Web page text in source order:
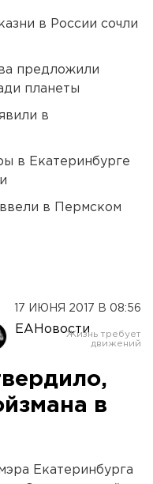
в России сочли
предложили
планеты
в
в Екатеринбурге
в Пермском
17 ИЮНЯ 2017 В 08:56
ЕАНовости
в
Екатеринбурга